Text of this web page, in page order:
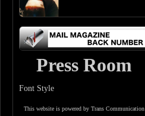
Press Room
Font Style
This website is powered by Trans Communication